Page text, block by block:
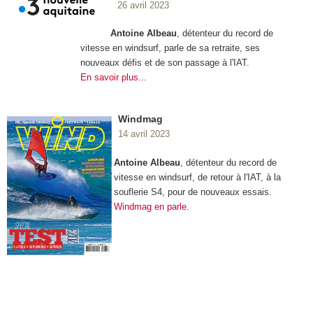
26 avril 2023
Antoine Albeau, détenteur du record de
vitesse en windsurf, parle de sa retraite, ses
nouveaux défis et de son passage à l'IAT.
En savoir plus...
Windmag
14 avril 2023
Antoine Albeau , détenteur du record de
vitesse en windsurf, de retour à l'IAT, à la
souflerie S4, pour de nouveaux essais.
Windmag en parle.